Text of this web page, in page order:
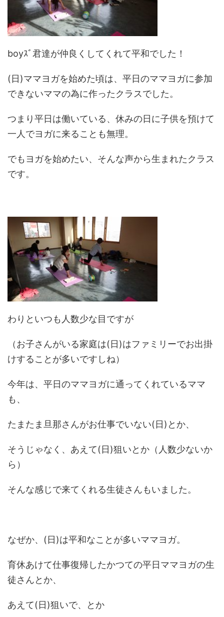
boyｽﾞ君達が仲良くしてくれて平和でした！
(日)ママヨガを始めた頃は、平日のママヨガに参加
できないママの為に作ったクラスでした。
つまり平日は働いている、休みの日に子供を預けて
一人でヨガに来ることも無理。
でもヨガを始めたい、そんな声から生まれたクラス
です。
わりといつも人数少な目ですが
（お子さんがいる家庭は(日)はファミリーでお出掛
けすることが多いですしね）
今年は、平日のママヨガに通ってくれているママ
も、
たまたま旦那さんがお仕事でいない(日)とか、
そうじゃなく、あえて(日)狙いとか（人数少ないか
ら）
そんな感じで来てくれる生徒さんもいました。
なぜか、(日)は平和なことが多いママヨガ。
育休あけて仕事復帰したかつての平日ママヨガの生
徒さんとか、
あえて(日)狙いで、とか